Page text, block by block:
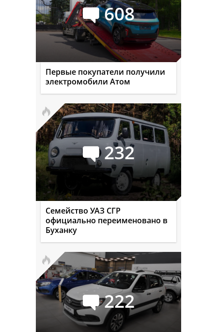
608
Первые покупатели получили
электромобили Атом
232
Семейство УАЗ СГР
официально переименовано в
Буханку
222